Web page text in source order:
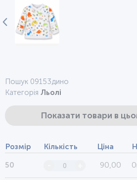
Пошук 09153дино
Категорія Льолі
Показати товари в
Розмір Кількість Ціна
50 90,00